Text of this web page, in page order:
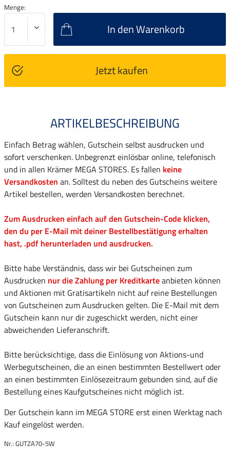
Menge:
In den Warenkorb
Jetzt kaufen
ARTIKELBESCHREIBUNG
Einfach Betrag wählen, Gutschein selbst ausdrucken und
sofort verschenken. Unbegrenzt einlösbar online, telefonisch
und in allen Krämer MEGA STORES. Es fallen keine
Versandkosten an. Solltest du neben des Gutscheins weitere
Artikel bestellen, werden Versandkosten berechnet.
Zum Ausdrucken einfach auf den Gutschein-Code klicken,
den du per E-Mail mit deiner Bestellbestätigung erhalten
hast, .pdf herunterladen und ausdrucken.
Bitte habe Verständnis, dass wir bei Gutscheinen zum
Ausdrucken nur die Zahlung per Kreditkarteanbieten können
und Aktionen mit Gratisartikeln nicht auf reine Bestellungen
von Gutscheinen zum Ausdrucken gelten. Die E-Mail mit dem
Gutschein kann nur dir zugeschickt werden, nicht einer
abweichenden Lieferanschrift.
Bitte berücksichtige, dass die Einlösung von Aktions-und
Werbegutscheinen, die an einen bestimmten Bestellwert oder
an einen bestimmten Einlösezeitraum gebunden sind, auf die
Bestellung eines Kaufgutscheines nicht möglich ist.
Der Gutschein kann im MEGA STORE erst einen Werktag nach
Kauf eingelöst werden.
Nr.: GUTZA70-5W